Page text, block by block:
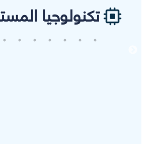
تكنولوجيا